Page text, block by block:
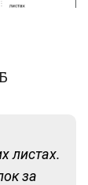
листах.
за